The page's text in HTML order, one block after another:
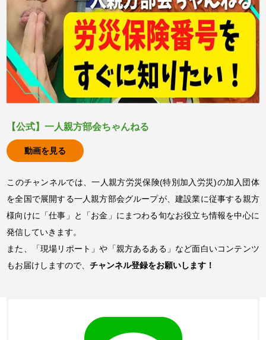
【公式】一人親方部会ちゃんねる
動画を見る
このチャンネルでは、一人親方労災保険(特別加入労災)の加入団体
を全国で展開する一人親方部会グループが、建設業に従事する親方
様向けに「仕事」と「お金」にまつわる旬なお役立ち情報を中心に
発信していきます。
また、「現場リポート」や「親方あるある」など面白いコンテンツ
もお届けしますので、チャンネル登録をお願いします！